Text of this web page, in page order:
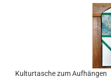
Kulturtasche zum Aufhängen